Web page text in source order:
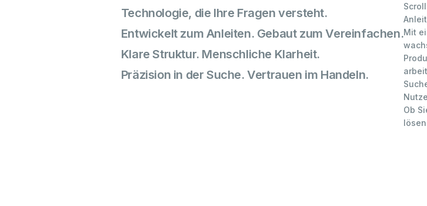
Technologie, die Ihre Fragen versteht.
Entwickelt zum Anleiten. Gebaut zum Vereinfachen.
Klare Struktur. Menschliche Klarheit.
Präzision in der Suche. Vertrauen im Handeln.
Mit
Ob